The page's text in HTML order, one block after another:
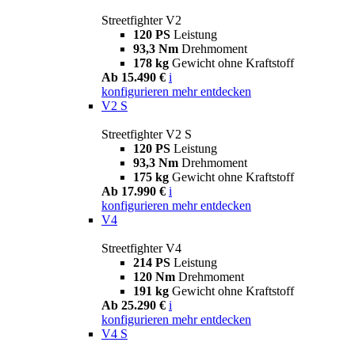
Streetfighter V2
120 PS Leistung
93,3 Nm Drehmoment
178 kg Gewicht ohne Kraftstoff
Ab 15.490 € i
konfigurieren mehr entdecken
V2 S
Streetfighter V2 S
120 PS Leistung
93,3 Nm Drehmoment
175 kg Gewicht ohne Kraftstoff
Ab 17.990 € i
konfigurieren mehr entdecken
V4
Streetfighter V4
214 PS Leistung
120 Nm Drehmoment
191 kg Gewicht ohne Kraftstoff
Ab 25.290 € i
konfigurieren mehr entdecken
V4 S